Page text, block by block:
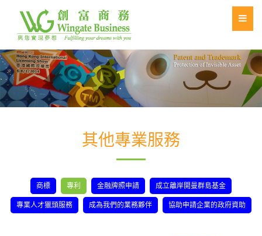
其他專業服務
商標 專利 金融牌照申請 成立離岸開曼群島基金
專業人才獵頭服務 成為我們的業務夥伴 協助申請企業的政府資助